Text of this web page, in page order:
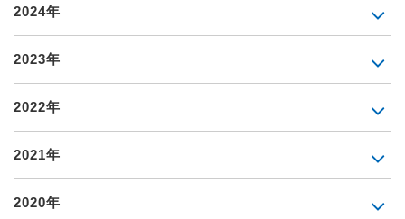
2024年
2023年
2022年
2021年
2020年